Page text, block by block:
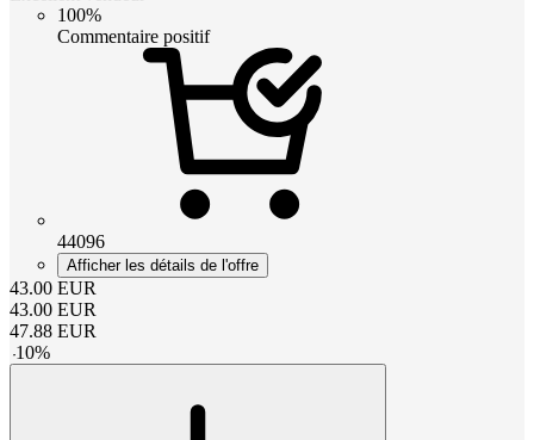
100%
Commentaire positif
44096
Afficher les détails de l'offre
43.00 EUR
43.00 EUR
47.88 EUR
-10%